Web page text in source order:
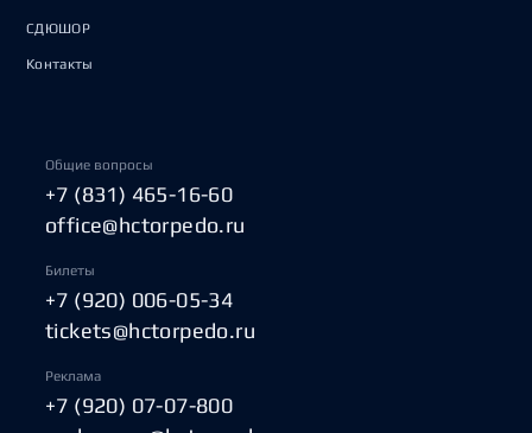
СДЮШОР
Контакты
Общие вопросы
+7 (831) 465-16-60
office@hctorpedo.ru
Билеты
+7 (920) 006-05-34
tickets@hctorpedo.ru
Реклама
+7 (920) 07-07-800